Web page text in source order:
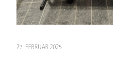
27. FEBRUAR 2025